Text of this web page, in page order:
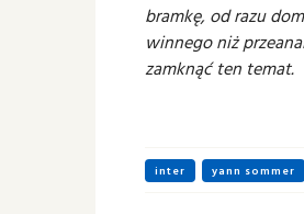
bramkę, od razu
winnego niż
zamknąć ten temat.
inter yann sommer